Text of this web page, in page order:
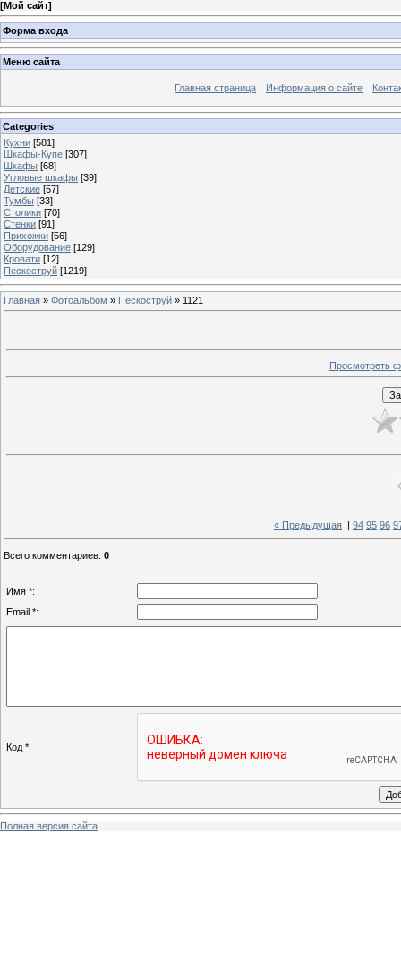
[Мой сайт]
Форма входа
Меню сайта
Главная страница Информация о сайте
Categories
Кухни [581]
Шкафы-Купе [307]
Шкафы [68]
Угловые шкафы [39]
Детские [57]
Тумбы [33]
Столики [70]
Стенки [91]
Прихожки [56]
Оборудование [129]
Кровати [12]
Пескоструй [1219]
Главная » Фотоальбом » Пескоструй » 1121
Просмотреть
« Предыдущая 94 95 96
Всего комментариев: 0
Имя *:
Email *:
Код *:
Полная версия сайта